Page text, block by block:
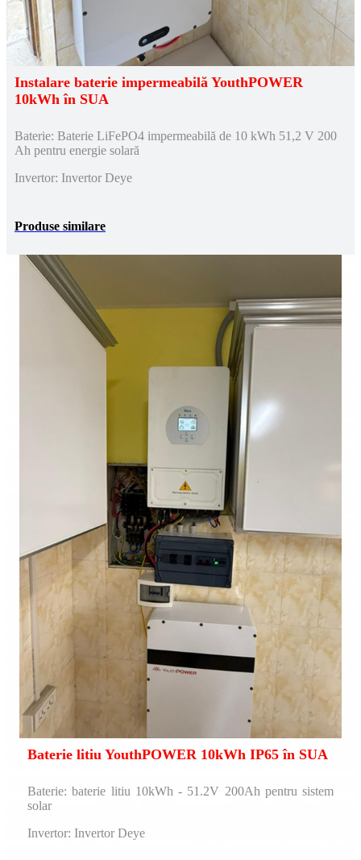
Instalare baterie impermeabilă YouthPOWER
10kWh în SUA
Baterie: Baterie LiFePO4 impermeabilă de 10 kWh 51,2 V 200
Ah pentru energie solară
Invertor: Invertor Deye
Produse similare
Baterie litiu YouthPOWER 10kWh IP65 în SUA
Baterie: baterie litiu 10kWh - 51.2V 200Ah pentru sistem
solar
Invertor: Invertor Deye